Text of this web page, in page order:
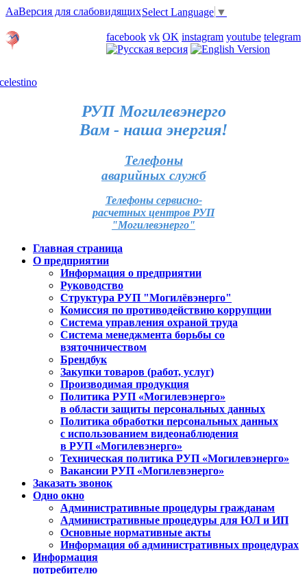
AaВерсия для слабовидящихSelect Language ▼
facebook vk OK instagram youtube telegram
РУП Могилевэнерго
Вам - наша энергия!
Телефоны
аварийных служб
Телефоны сервисно-
расчетных центров РУП
"Могилевэнерго"
Главная страница
О предприятии
Информация о предприятии
Руководство
Структура РУП "Могилёвэнерго"
Комиссия по противодействию коррупции
Система управления охраной труда
Система менеджмента борьбы со
взяточничеством
Брендбук
Закупки товаров (работ, услуг)
Производимая продукция
Политика РУП «Могилевэнерго»
в области защиты персональных данных
Политика обработки персональных данных
с использованием видеонаблюдения
в РУП «Могилевэнерго»
Техническая политика РУП «Могилевэнерго»
Вакансии РУП «Могилевэнерго»
Заказать звонок
Одно окно
Административные процедуры гражданам
Административные процедуры для ЮЛ и ИП
Основные нормативные акты
Информация об административных процедурах
Информация
потребителю